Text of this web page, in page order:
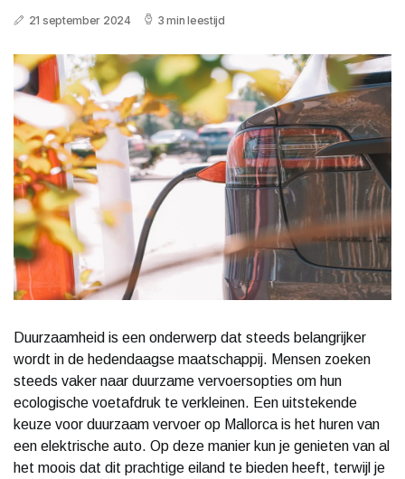
21 september 2024 3 min leestijd
Duurzaamheid is een onderwerp dat steeds belangrijker
wordt in de hedendaagse maatschappij. Mensen zoeken
steeds vaker naar duurzame vervoersopties om hun
ecologische voetafdruk te verkleinen. Een uitstekende
keuze voor duurzaam vervoer op Mallorca is het huren van
een elektrische auto. Op deze manier kun je genieten van al
het moois dat dit prachtige eiland te bieden heeft, terwijl je